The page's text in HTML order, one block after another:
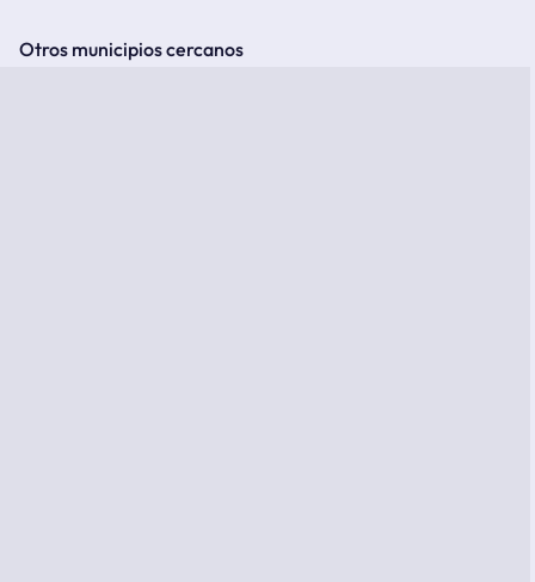
Otros municipios cercanos